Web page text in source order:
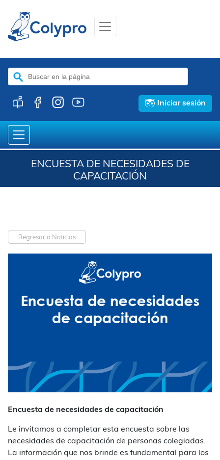
Buscar:
Iniciar sesión
ENCUESTA DE NECESIDADES DE
CAPACITACIÓN
Regresar a Noticias
Encuesta de necesidades de capacitación
Le invitamos a completar esta encuesta sobre las
necesidades de capacitación de personas colegiadas.
La información que nos brinde es fundamental para los